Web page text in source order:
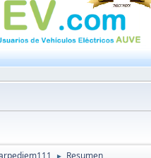
► Resumen